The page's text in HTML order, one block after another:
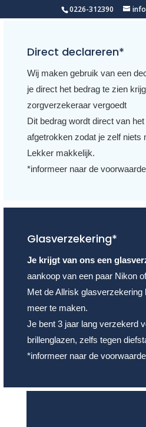
0226-312390
Direct declareren*
Wij maken gebruik van een
je direct het bedrag te zien
zorgverzekeraar vergoedt
Dit bedrag wordt direct van
afgetrokken zodat je zelf niets
Lekker makkelijk.
*informeer naar de
Glasverzekering*
Je krijgt van ons een
aankoop van een paar Nikon
Met de Allrisk glasverzekering
meer te maken.
Je bent 3 jaar lang verzekerd
brillenglazen, zelfs tegen
*informeer naar de